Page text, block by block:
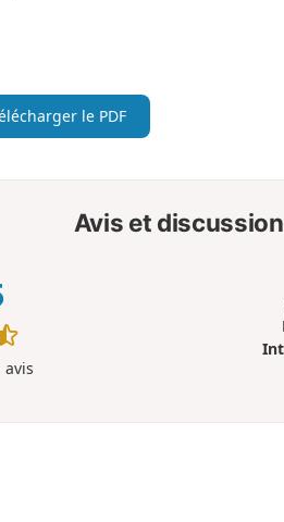
le PDF
Avis et discussion
avis